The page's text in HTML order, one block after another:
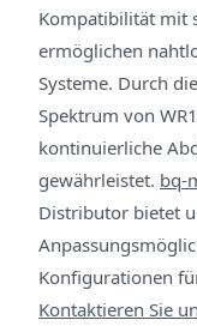
Kompatibilität mit
ermöglichen
Systeme. Durch
Spektrum von
kontinuierliche
gewährleistet. bq-
Distributor bietet
Konfigurationen
Kontaktieren Sie